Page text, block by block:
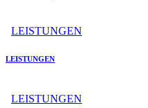
LEISTUNGEN
LEISTUNGEN
LEISTUNGEN